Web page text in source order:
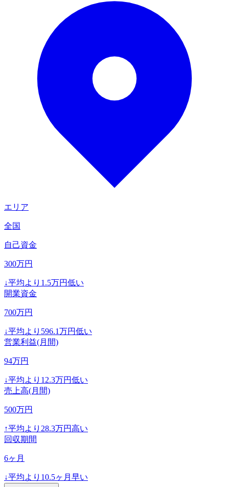
エリア
全国
自己資金
300万円
↓平均より 1.5万円低い
開業資金
700万円
↓平均より 596.1万円低い
営業利益(月間)
94万円
↓平均より 12.3万円低い
売上高(月間)
500万円
↑平均より 28.3万円高い
回収期間
6ヶ月
↓平均より 10.5ヶ月早い